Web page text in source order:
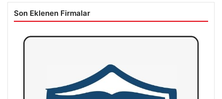
Son Eklenen Firmalar